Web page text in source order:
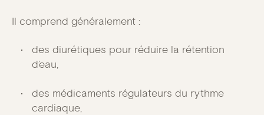
Il comprend généralement :
des diurétiques pour réduire la rétention
d’eau,
des médicaments régulateurs du rythme
cardiaque,